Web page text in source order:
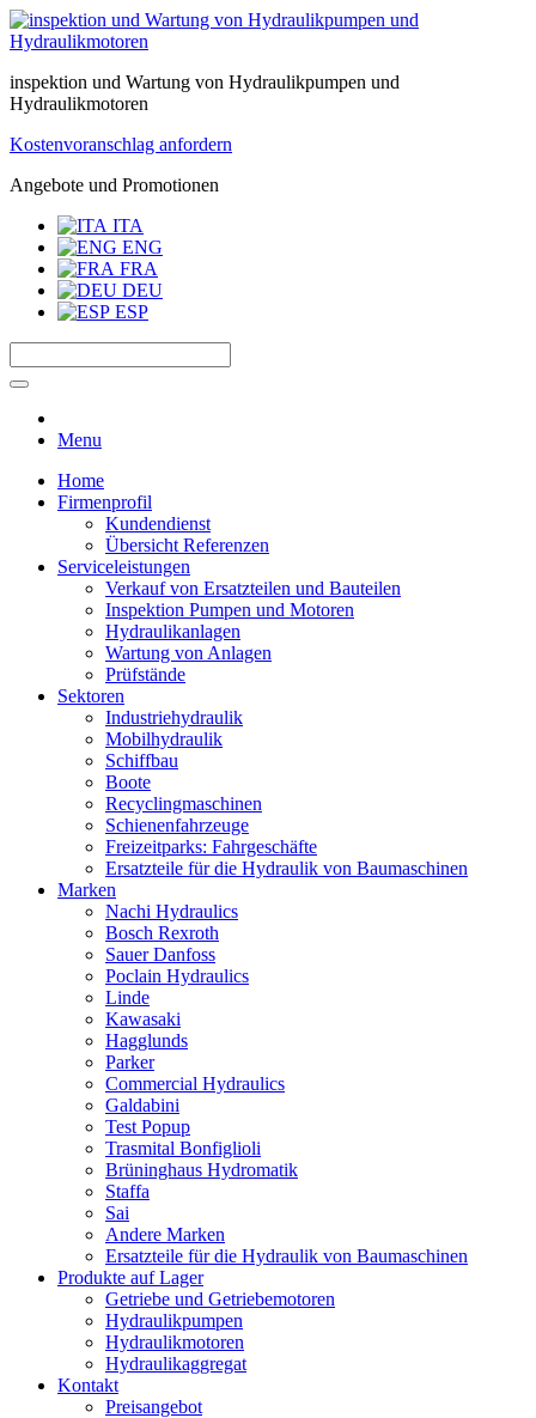
inspektion und Wartung von Hydraulikpumpen und
Hydraulikmotoren
Kostenvoranschlag anfordern
Angebote und Promotionen
ITA
ENG
FRA
DEU
ESP
Menu
Home
Firmenprofil
Kundendienst
Übersicht Referenzen
Serviceleistungen
Verkauf von Ersatzteilen und Bauteilen
Inspektion Pumpen und Motoren
Hydraulikanlagen
Wartung von Anlagen
Prüfstände
Sektoren
Industriehydraulik
Mobilhydraulik
Schiffbau
Boote
Recyclingmaschinen
Schienenfahrzeuge
Freizeitparks: Fahrgeschäfte
Ersatzteile für die Hydraulik von Baumaschinen
Marken
Nachi Hydraulics
Bosch Rexroth
Sauer Danfoss
Poclain Hydraulics
Linde
Kawasaki
Hagglunds
Parker
Commercial Hydraulics
Galdabini
Test Popup
Trasmital Bonfiglioli
Brüninghaus Hydromatik
Staffa
Sai
Andere Marken
Ersatzteile für die Hydraulik von Baumaschinen
Produkte auf Lager
Getriebe und Getriebemotoren
Hydraulikpumpen
Hydraulikmotoren
Hydraulikaggregat
Kontakt
Preisangebot